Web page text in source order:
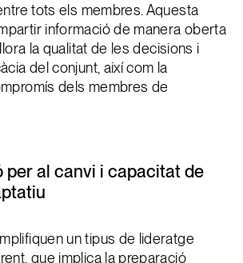
tots els membres. Aquesta
informació de manera oberta
la qualitat de les decisions i
del conjunt, així com la
dels membres de
per al canvi i capacitat de
un tipus de lideratge
que implica la preparació